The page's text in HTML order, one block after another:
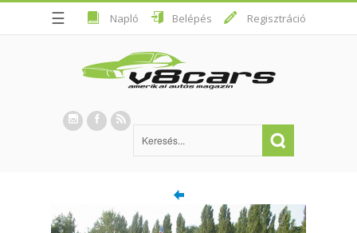
☰ Napló Belépés Regisztráció